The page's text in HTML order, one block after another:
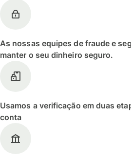
As nossas equipes de fraude e
manter o seu dinheiro seguro.
Usamos a verificação em duas
conta